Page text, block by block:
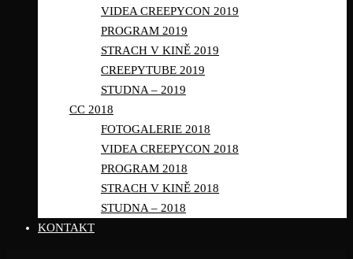
VIDEA CREEPYCON 2019
PROGRAM 2019
STRACH V KINĚ 2019
CREEPYTUBE 2019
STUDNA – 2019
CC 2018
FOTOGALERIE 2018
VIDEA CREEPYCON 2018
PROGRAM 2018
STRACH V KINĚ 2018
STUDNA – 2018
KONTAKT